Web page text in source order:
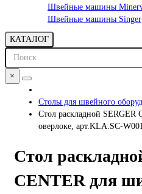
Швейные машины
Швейные машины Singer
КАТАЛОГ
×
Столы для швейного
Стол раскладной SERGER
оверлоке, арт.KLA.SC-W001
Стол
CENTER для